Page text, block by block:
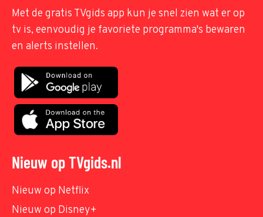
Met de gratis TVgids app kun je snel zien wat er op
tv is, eenvoudig je favoriete programma's bewaren
en alerts instellen.
Nieuw op TVgids.nl
Nieuw op Netflix
Nieuw op Disney+